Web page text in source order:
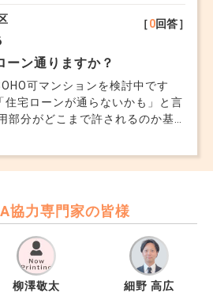
［0回答］
ーン通りますか？
可マンションを検討中です
住宅ローンが通らないかも」と言
部分がどこまで許されるのか基
協力専門家の皆様
柳澤敬太 細野 高広